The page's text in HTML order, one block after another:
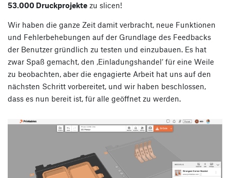
53.000 Druckprojekte zu slicen!
Wir haben die ganze Zeit damit verbracht, neue Funktionen
und Fehlerbehebungen auf der Grundlage des Feedbacks
der Benutzer gründlich zu testen und einzubauen. Es hat
zwar Spaß gemacht, den ‚Einladungshandel‘ für eine Weile
zu beobachten, aber die engagierte Arbeit hat uns auf den
nächsten Schritt vorbereitet, und wir haben beschlossen,
dass es nun bereit ist, für alle geöffnet zu werden.